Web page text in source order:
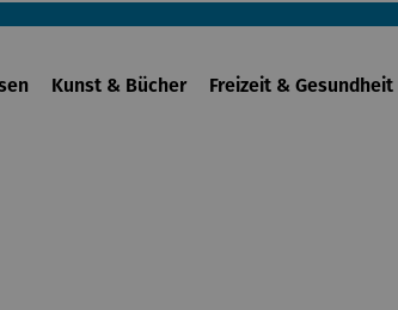
Kunst & Bücher Freizeit & Gesundheit